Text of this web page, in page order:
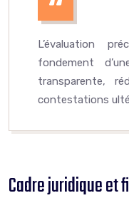
L’évaluation
fondement
transparente,
contestations
Cadre juridique et